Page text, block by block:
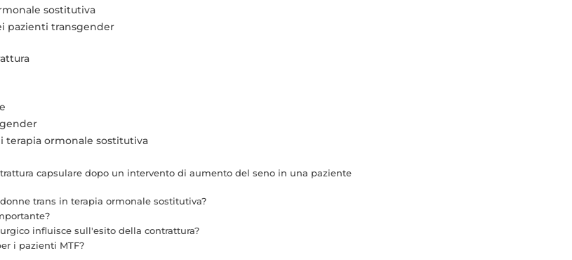
sostitutiva
pazienti transgender
terapia ormonale sostitutiva
capsulare dopo un intervento di aumento del seno in una paziente
trans in terapia ormonale sostitutiva?
influisce sull'esito della contrattura?
i pazienti MTF?